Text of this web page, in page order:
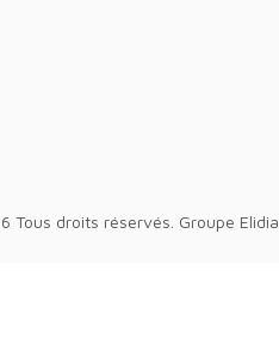
Tous droits réservés. Groupe Elidia